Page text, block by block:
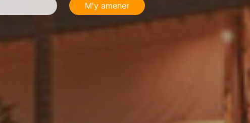
M'y amener